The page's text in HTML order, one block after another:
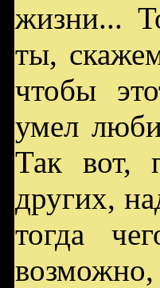
жизни...
ты,
чтобы
умел
Так вот,
других,
тогда
возможно,